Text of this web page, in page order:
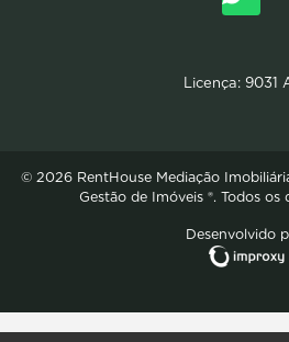
Licença: 9031
© 2026 RentHouse Mediação
Gestão de Imóveis ®. Todos os
Desenvolvido